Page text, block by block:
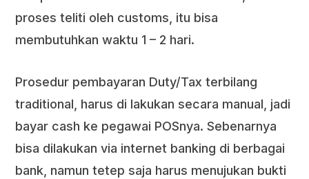
proses teliti oleh customs, itu bisa
membutuhkan waktu 1 – 2 hari.
Prosedur pembayaran Duty/Tax terbilang
traditional, harus di lakukan secara manual, jadi
bayar cash ke pegawai POSnya. Sebenarnya
bisa dilakukan via internet banking di berbagai
bank, namun tetep saja harus menujukan bukti